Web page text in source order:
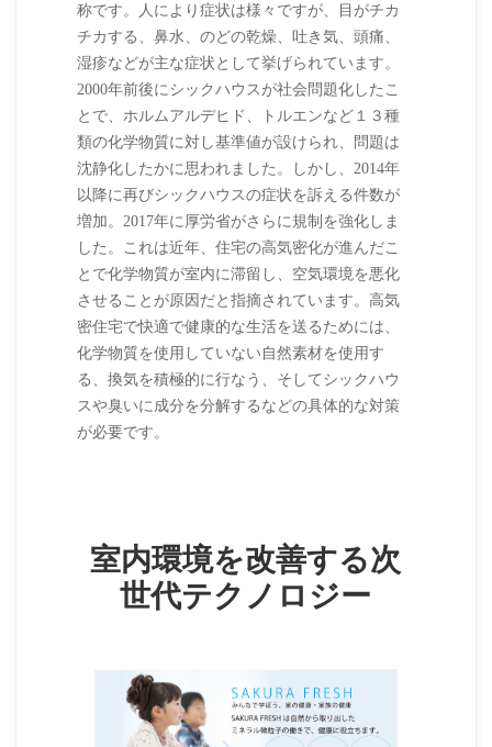
称です。人により症状は様々ですが、目がチカ
チカする、鼻水、のどの乾燥、吐き気、頭痛、
湿疹などが主な症状として挙げられています。
2000年前後にシックハウスが社会問題化したこ
とで、ホルムアルデヒド、トルエンなど１３種
類の化学物質に対し基準値が設けられ、問題は
沈静化したかに思われました。しかし、2014年
以降に再びシックハウスの症状を訴える件数が
増加。2017年に厚労省がさらに規制を強化しま
した。これは近年、住宅の高気密化が進んだこ
とで化学物質が室内に滞留し、空気環境を悪化
させることが原因だと指摘されています。高気
密住宅で快適で健康的な生活を送るためには、
化学物質を使用していない自然素材を使用す
る、換気を積極的に行なう、そしてシックハウ
スや臭いに成分を分解するなどの具体的な対策
が必要です。
室内環境を改善する次
世代テクノロジー